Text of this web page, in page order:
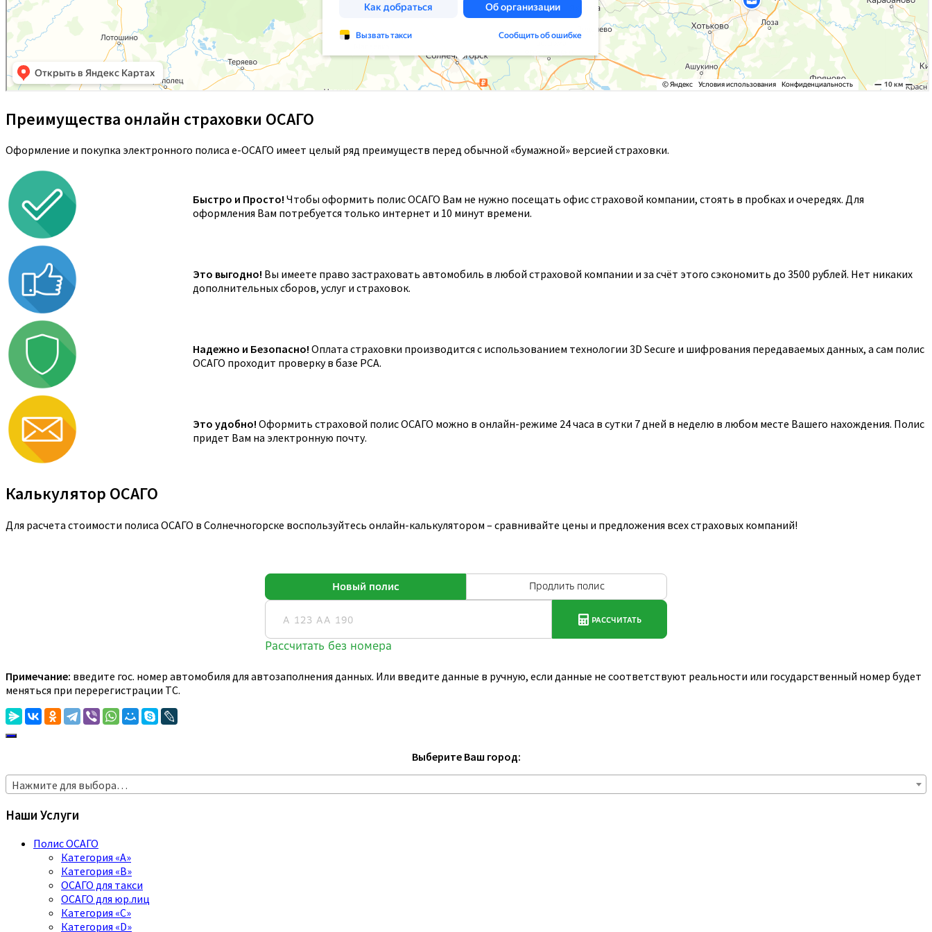
Преимущества онлайн страховки ОСАГО
Оформление и покупка электронного полиса е-ОСАГО имеет целый ряд преимуществ перед обычной «бумажной» версией страховки.
Быстро и Просто! Чтобы оформить полис ОСАГО Вам не нужно посещать офис страховой компании, стоять в пробках и очередях. Для
оформления Вам потребуется только интернет и 10 минут времени.
Это выгодно! Вы имеете право застраховать автомобиль в любой страховой компании и за счёт этого сэкономить до 3500 рублей. Нет никаких
дополнительных сборов, услуг и страховок.
Надежно и Безопасно! Оплата страховки производится с использованием технологии 3D Secure и шифрования передаваемых данных, а сам полис
ОСАГО проходит проверку в базе РСА.
Это удобно! Оформить страховой полис ОСАГО можно в онлайн-режиме 24 часа в сутки 7 дней в неделю в любом месте Вашего нахождения. Полис
придет Вам на электронную почту.
Калькулятор ОСАГО
Для расчета стоимости полиса ОСАГО в Солнечногорске воспользуйтесь онлайн-калькулятором – сравнивайте цены и предложения всех страховых компаний!
Примечание: введите гос. номер автомобиля для автозаполнения данных. Или введите данные в ручную, если данные не соответствуют реальности или государственный номер будет
меняться при перерегистрации ТС.
Выберите Ваш город:
Нажмите для выбора…
Наши Услуги
Полис ОСАГО
Категория «A»
Категория «B»
ОСАГО для такси
ОСАГО для юр.лиц
Категория «C»
Категория «D»